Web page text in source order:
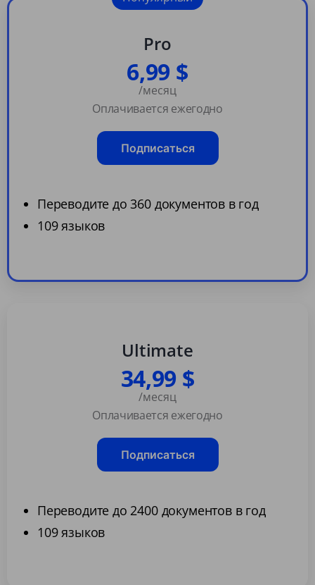
Pro
6,99 $
/месяц
Оплачивается ежегодно
Подписаться
Переводите до 360 документов в год
109 языков
Ultimate
34,99 $
/месяц
Оплачивается ежегодно
Подписаться
Переводите до 2400 документов в год
109 языков